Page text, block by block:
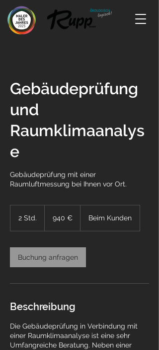
Gebäudeprüfung
und
Raumklimaanalys
e
Gebäudeprüfung mit einer
Raumluftmessung bei Ihnen vor Ort.
2 Std.
d
.
940 € Beim Kunden
Buchung anfragen
Beschreibung
Die Gebäudeprüfung in Verbindung mit
einer Raumklimaanalyse ist eine sehr
Umfangreiche Beratung. Neben einer